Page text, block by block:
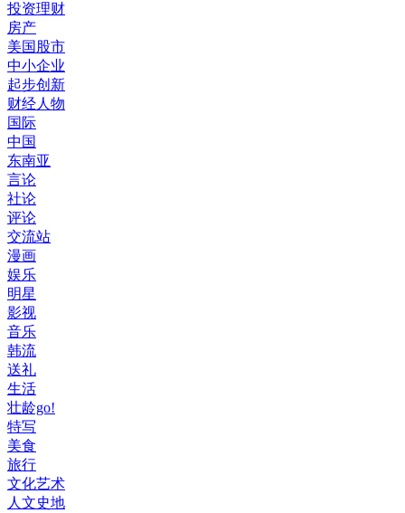
投资理财
房产
美国股市
中小企业
起步创新
财经人物
国际
中国
东南亚
言论
社论
评论
交流站
漫画
娱乐
明星
影视
音乐
韩流
送礼
生活
壮龄go!
特写
美食
旅行
文化艺术
人文史地